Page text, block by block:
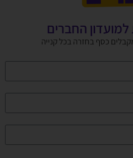
החברים
כסף בחזרה בכל קנייה